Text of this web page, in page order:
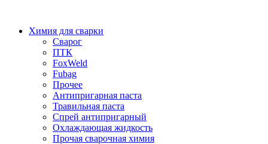
Химия для сварки
Сварог
ПТК
FoxWeld
Fubag
Прочее
Антипригарная паста
Травильная паста
Спрей антипригарный
Охлаждающая жидкость
Прочая сварочная химия